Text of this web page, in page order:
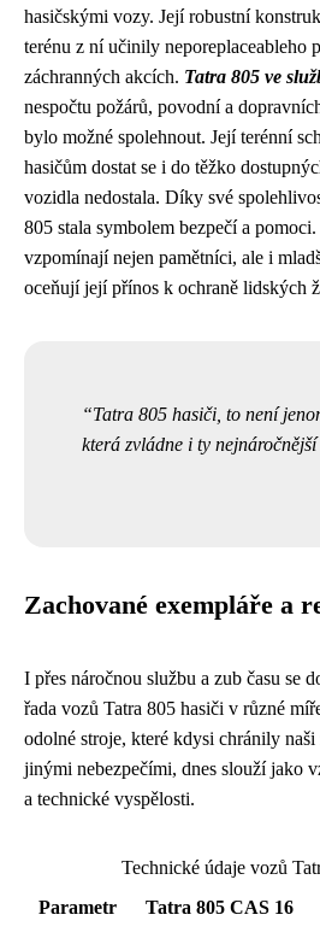
hasičskými vozy. Její robustní
terénu z ní učinily neporeplaceableho
záchranných akcích. Tatra 805 ve
nespočtu požárů, povodní a
bylo možné spolehnout. Její terénní
hasičům dostat se i do těžko
vozidla nedostala. Díky své
805 stala symbolem bezpečí a
vzpomínají nejen pamětníci, ale i
oceňují její přínos k ochraně lidských
Tatra 805 hasiči, to není
která zvládne i ty nejnáročnější
Zachované exempláře a
I přes náročnou službu a zub času se
řada vozů Tatra 805 hasiči v různé
odolné stroje, které kdysi chránily naši
jinými nebezpečími, dnes slouží jako
a technické vyspělosti.
Technické údaje vozů
Parametr
Tatra 805 CAS 16